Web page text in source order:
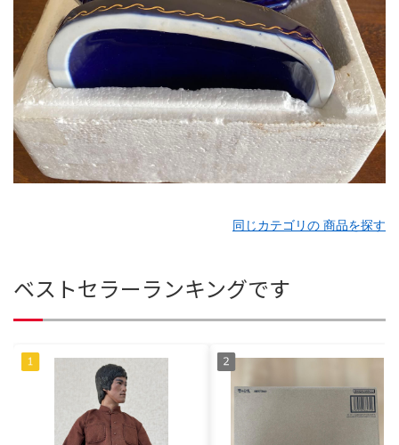
同じカテゴリの 商品を探す
ベストセラーランキングです